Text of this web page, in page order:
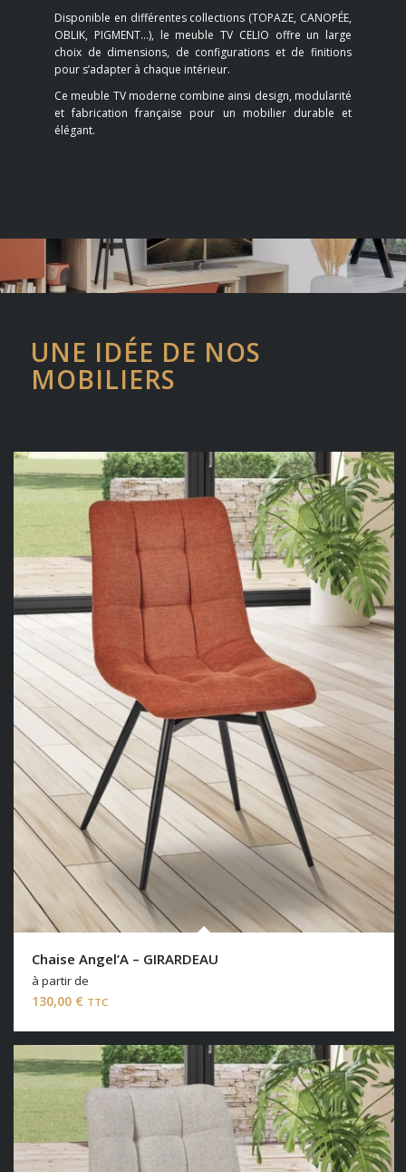
Disponible en différentes collections (TOPAZE, CANOPÉE,
OBLIK, PIGMENT…), le meuble TV CELIO offre un large
choix de dimensions, de configurations et de finitions
pour s’adapter à chaque intérieur.
Ce meuble TV moderne combine ainsi design, modularité
et fabrication française pour un mobilier durable et
élégant.
UNE IDÉE DE NOS
MOBILIERS
Chaise Angel’A – GIRARDEAU
à partir de
130,00 € TTC